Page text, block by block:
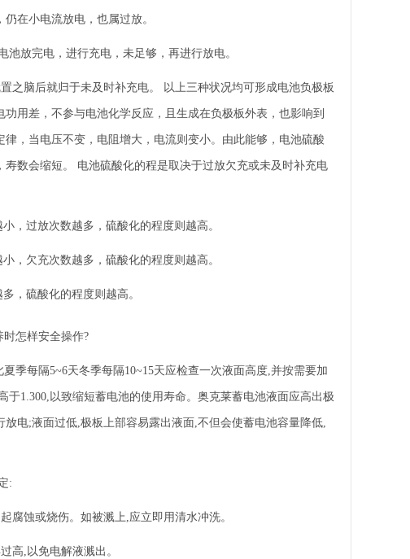
在小电流放电，也属过放。
放完电，进行充电，未足够，再进行放电。
之脑后就归于未及时补充电。 以上三种状况均可形成电池负极板
用差，不参与电池化学反应，且生成在负极板外表，也影响到
，当电压不变，电阻增大，电流则变小。由此能够，电池硫酸
数会缩短。 电池硫酸化的程是取决于过放欠充或未及时补充电
，过放次数越多，硫酸化的程度则越高。
，欠充次数越多，硫酸化的程度则越高。
，硫酸化的程度则越高。
怎样安全操作?
季每隔5~6天冬季每隔10~15天应检查一次液面高度,并按需要加
1.300,以致缩短蓄电池的使用寿命。奥克莱蓄电池液面应高出极
电;液面过低,极板上部容易露出液面,不但会使蓄电池容量降低,
:
蚀或烧伤。如被溅上,应立即用清水冲洗。
高,以免电解液溅出。